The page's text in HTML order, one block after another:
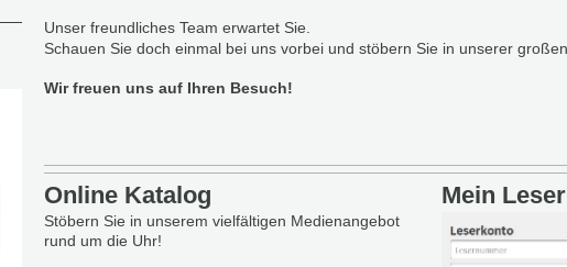
Unser freundliches Team erwartet Sie.
Schauen Sie doch einmal bei uns vorbei und stöbern Sie in unserer
Wir freuen uns auf Ihren Besuch!
Online Katalog
Stöbern Sie in unserem vielfältigen Medienangebot
rund um die Uhr!
Mein